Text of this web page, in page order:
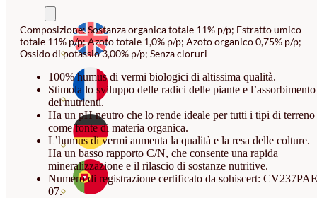
39.90€
Composizione: Sostanza organica totale 11% p/p; Estratto umico
totale 11% p/p; Azoto totale 1,0% p/p; Azoto organico 0,75% p/p;
Ossido di potassio 3,00% p/p; Senza cloruri
100% humus di vermi biologici di altissima qualità.
Stimola lo sviluppo delle radici delle piante e l’assorbimento
dei nutrienti.
Ha un pH neutro che lo rende ideale per tutti i tipi di terreno
come fonte di materia organica.
L’humus di vermi aumenta la qualità e la resa delle colture.
Ha un basso rapporto C/N, che consente una rapida
mineralizzazione e il rilascio di sostanze nutritive.
Numero di registrazione certificato da sohiscert:
07.